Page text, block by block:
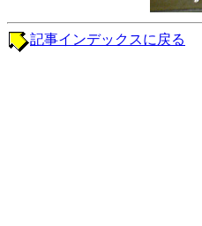
記事インデックスに戻る